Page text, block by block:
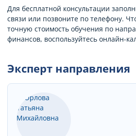
Для бесплатной консультации
связи или позвоните по телефону.
точную стоимость обучения по
финансов, воспользуйтесь онлайн-
Эксперт направления